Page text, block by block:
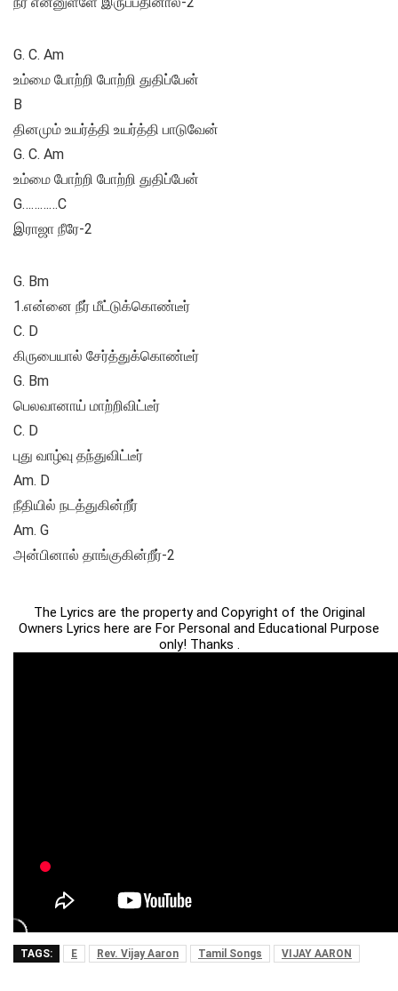
G. C. Am
உம்மை போற்றி போற்றி துதிப்பேன்
B
தினமும் உயர்த்தி உயர்த்தி பாடுவேன்
G. C. Am
உம்மை போற்றி போற்றி துதிப்பேன்
G…………C
இராஜா நீரே-2
G. Bm
1.என்னை நீர் மீட்டுக்கொண்டீர்
C. D
கிருபையால் சேர்த்துக்கொண்டீர்
G. Bm
பெலவானாய் மாற்றிவிட்டீர்
C. D
புது வாழ்வு தந்துவிட்டீர்
Am. D
நீதியில் நடத்துகின்றீர்
Am. G
அன்பினால் தாங்குகின்றீர்-2
The Lyrics are the property and Copyright of the Original
Owners Lyrics here are For Personal and Educational Purpose
only! Thanks .
TAGS: E Rev. Vijay Aaron Tamil Songs VIJAY AARON